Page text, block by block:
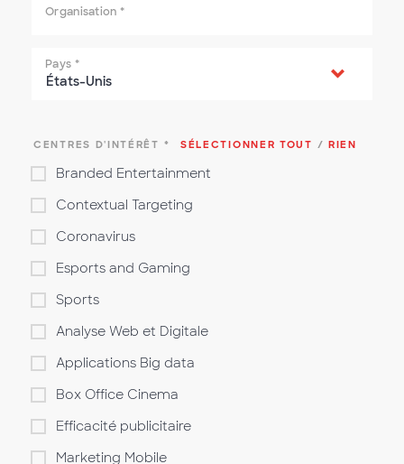
Organisation *
Pays *
CENTRES D'INTÉRÊT * SÉLECTIONNER TOUT / RIEN
Branded Entertainment
Contextual Targeting
Coronavirus
Esports and Gaming
Sports
Analyse Web et Digitale
Applications Big data
Box Office Cinema
Efficacité publicitaire
Marketing Mobile